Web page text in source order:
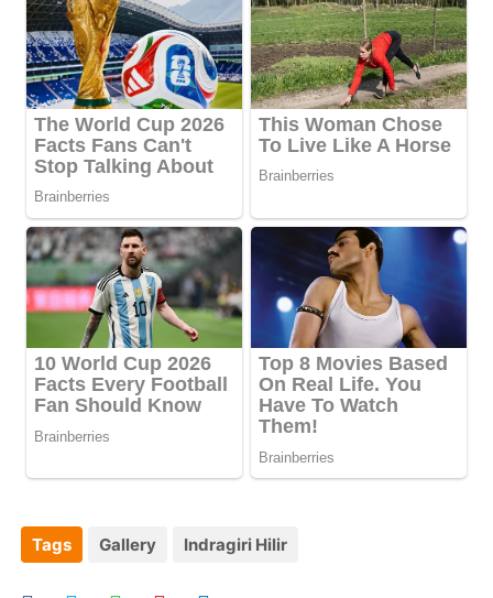
Tags Gallery Indragiri Hilir